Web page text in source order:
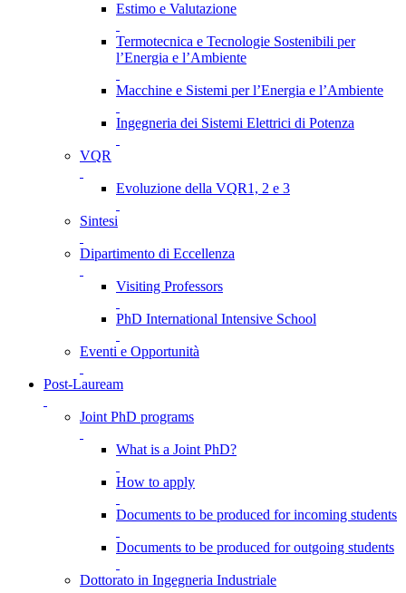
Estimo e Valutazione
Termotecnica e Tecnologie Sostenibili per
l’Energia e l’Ambiente
Macchine e Sistemi per l’Energia e l’Ambiente
Ingegneria dei Sistemi Elettrici di Potenza
VQR
Evoluzione della VQR1, 2 e 3
Sintesi
Dipartimento di Eccellenza
Visiting Professors
PhD International Intensive School
Eventi e Opportunità
Post-Lauream
Joint PhD programs
What is a Joint PhD?
How to apply
Documents to be produced for incoming students
Documents to be produced for outgoing students
Dottorato in Ingegneria Industriale